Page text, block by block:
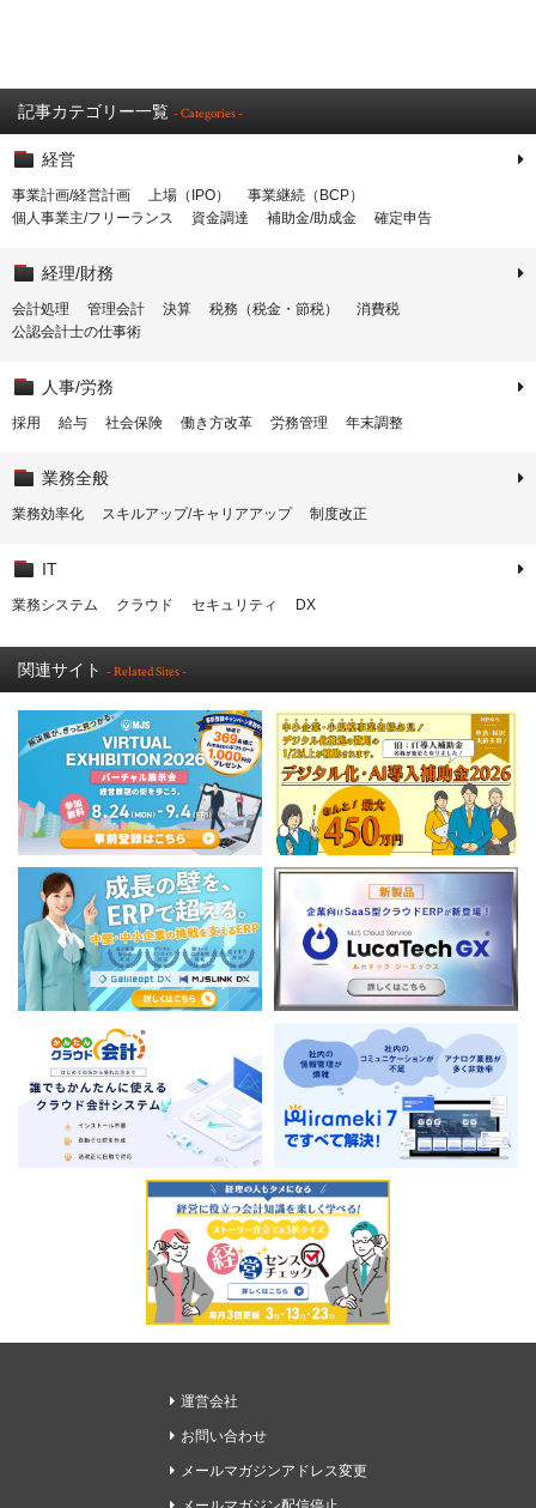
記事カテゴリー一覧 - Categories -
経営
事業計画/経営計画 上場（IPO）
事業継続（BCP）
個人事業主/フリーランス
資金調達 補助金/助成金 確定申告
経理/財務
会計処理 管理会計 決算 税務（税金・節税）
消費税
公認会計士の仕事術
人事/労務
採用 給与 社会保険 働き方改革 労務管理 年末調整
業務全般
業務効率化 スキルアップ/キャリアアップ 制度改正
IT
業務システム クラウド セキュリティ DX
関連サイト - Related Sites -
運営会社
お問い合わせ
メールマガジンアドレス変更